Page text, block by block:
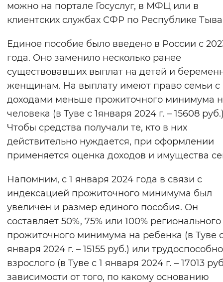
можно на портале Госуслуг, в МФЦ или в
клиентских службах СФР по Республике
Единое пособие было введено в России с
года. Оно заменило несколько ранее
существовавших выплат на детей и
женщинам. На выплату имеют право семьи с
доходами меньше прожиточного минимума
человека (в Туве с 1января 2024 г. – 15608
Чтобы средства получали те, кто в них
действительно нуждается, при оформлении
применяется оценка доходов и имущества
Напомним, с 1 января 2024 года в связи с
индексацией прожиточного минимума был
увеличен и размер единого пособия. Он
составляет 50%, 75% или 100% регионального
прожиточного минимума на ребенка (в Туве
января 2024 г. – 15155 руб.) или
взрослого (в Туве с 1 января 2024 г. – 17013
зависимости от того, по какому основанию